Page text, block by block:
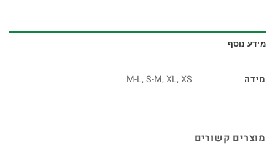
מידע נוסף
מידה M-L, S-M, XL, XS
מוצרים קשורים